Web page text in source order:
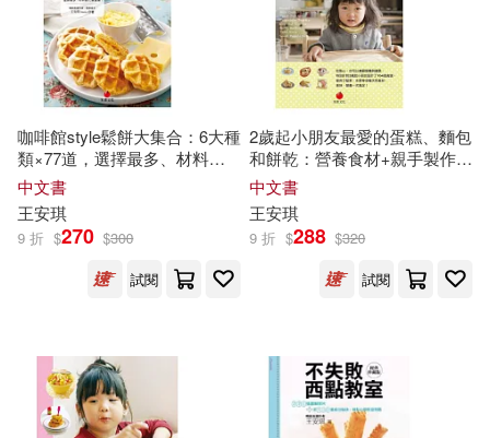
咖啡館style鬆餅大集合：6大種
類×77道，選擇最多、材料變
化最豐富!
中文書
王安琪
9 折 $270 $300
試閱
2歲起小朋友最愛的蛋糕、麵包
和餅乾：營養食材+親手製作=
愛心滿滿的媽咪食譜
中文書
王安琪
9 折 $288 $320
試閱